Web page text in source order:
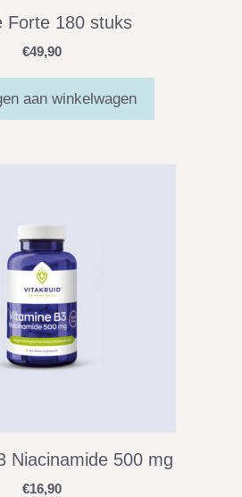
Forte 180 stuks
€49,90
aan winkelwagen
Niacinamide 500 mg
€16,90